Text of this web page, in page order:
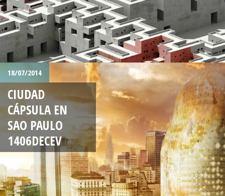
18/07/2014
CIUDAD
CÁPSULA EN
SAO PAULO
1406DECEV